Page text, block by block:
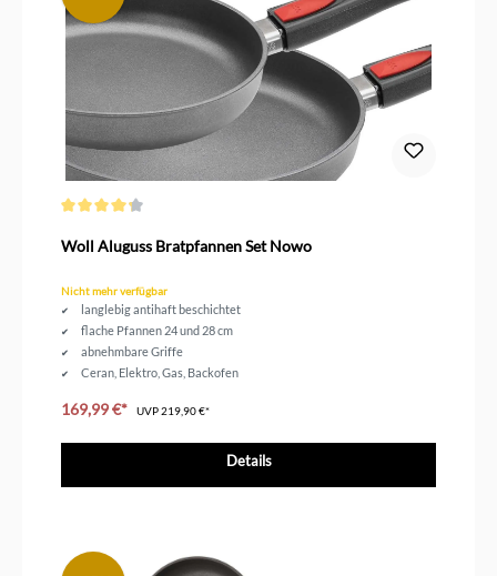
Woll Aluguss Bratpfannen Set Nowo
Nicht mehr verfügbar
langlebig antihaft beschichtet
flache Pfannen 24 und 28 cm
abnehmbare Griffe
Ceran, Elektro, Gas, Backofen
169,99 €* UVP219,90 €*
Details